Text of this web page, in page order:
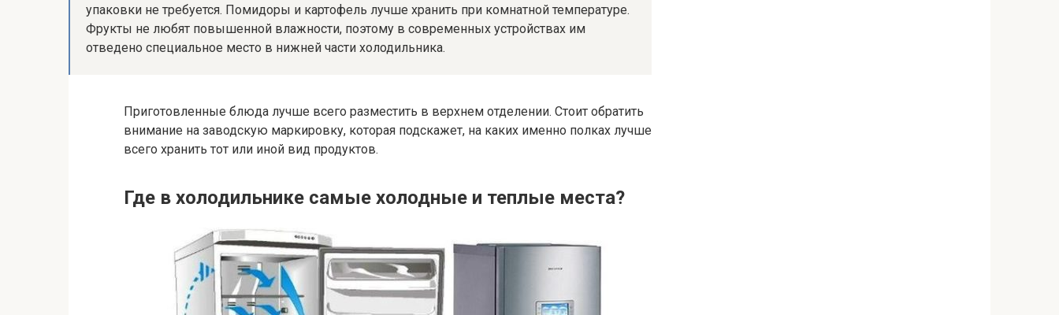
упаковки не требуется. Помидоры и картофель лучше хранить при комнатной температуре.
Фрукты не любят повышенной влажности, поэтому в современных устройствах им
отведено специальное место в нижней части холодильника.
Приготовленные блюда лучше всего разместить в верхнем отделении. Стоит обратить
внимание на заводскую маркировку, которая подскажет, на каких именно полках лучше
всего хранить тот или иной вид продуктов.
Где в холодильнике самые холодные и теплые места?